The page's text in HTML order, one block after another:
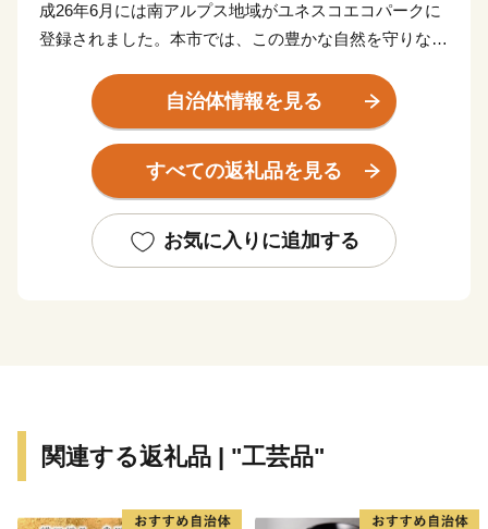
成26年6月には南アルプス地域がユネスコエコパークに
登録されました。本市では、この豊かな自然を守りなが
大扇状地である御勅使川扇状地やそれに続く低地では果
樹栽培が盛んに営まれ、春から秋にかけてたくさんのフ
ルーツが実ります。
南アルプスの大地で育まれたフルーツなど地域の特産品
税のお礼の品として地域の特産品等を贈呈しています。
皆様からの寄附金は、これからのよりよいまちづくりに
自治体情報を見る
すべての返礼品を見る
お気に入りに追加する
関連する返礼品 | "工芸品"